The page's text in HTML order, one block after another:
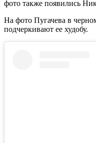
фото также появились
На фото Пугачева в
подчеркивают ее худобу.